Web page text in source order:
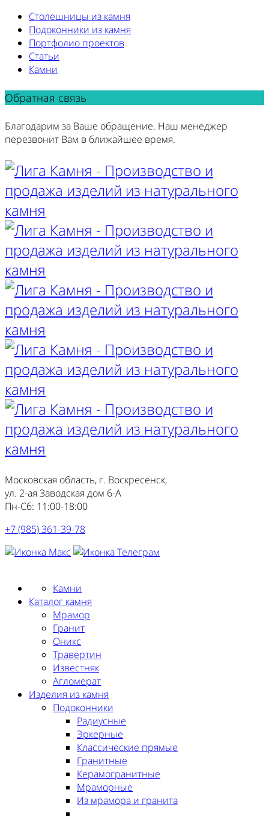
Столешницы из камня
Подоконники из камня
Портфолио проектов
Статьи
Камни
Обратная связь
Благодарим за Ваше обращение. Наш менеджер
перезвонит Вам в ближайшее время.
Московская область, г. Воскресенск,
ул. 2-ая Заводская дом 6-А
Пн-Сб: 11:00-18:00
+7 (985) 361-39-78
Камни
Каталог камня
Мрамор
Гранит
Оникс
Травертин
Известняк
Агломерат
Изделия из камня
Подоконники
Радиусные
Эркерные
Классические прямые
Гранитные
Керамогранитные
Мраморные
Из мрамора и гранита